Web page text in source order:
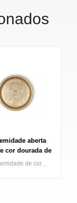
de fácil
para lata de
de diâmetro,Tampa para lata de bebidas de alumínio com revestimento preto, 200 mm de diâmetro, fácil de abrir, com preço de fábrica.